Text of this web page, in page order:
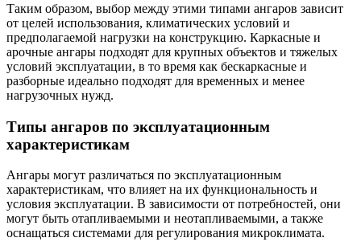
Таким образом, выбор между этими типами ангаров зависит
от целей использования, климатических условий и
предполагаемой нагрузки на конструкцию. Каркасные и
арочные ангары подходят для крупных объектов и тяжелых
условий эксплуатации, в то время как бескаркасные и
разборные идеально подходят для временных и менее
нагрузочных нужд.
Типы ангаров по эксплуатационным
характеристикам
Ангары могут различаться по эксплуатационным
характеристикам, что влияет на их функциональность и
условия эксплуатации. В зависимости от потребностей, они
могут быть отапливаемыми и неотапливаемыми, а также
оснащаться системами для регулирования микроклимата.